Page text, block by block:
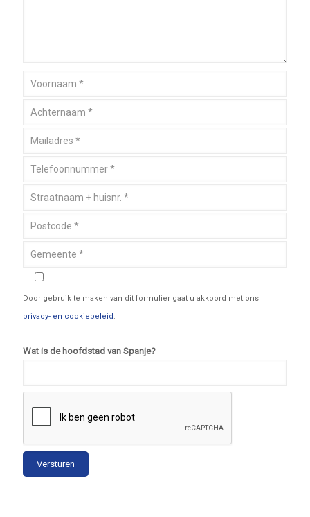
Door gebruik te maken van dit formulier gaat u akkoord met ons
privacy- en cookiebeleid.
Wat is de hoofdstad van Spanje?